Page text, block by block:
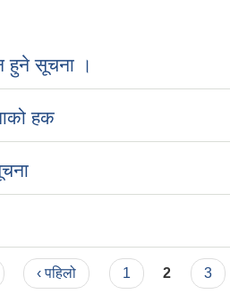
हुने सूचना ।
हक
‹ पहिलो 1 2 3